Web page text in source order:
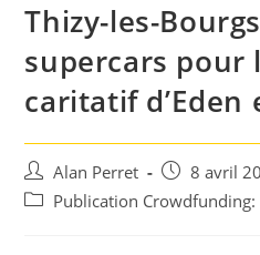
Thizy-les-
supercars pour
caritatif d’Eden
Auteur/autrice
de
Alan Perret
Post
published:
8 avril
PostPublication Crowdfunding: